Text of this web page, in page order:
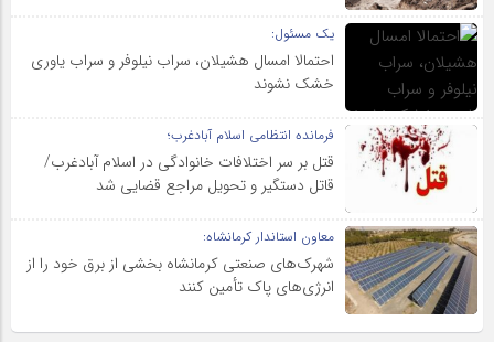
یک مسئول:
احتمالا امسال هشیلان، سراب نیلوفر و سراب یاوری
خشک نشوند
فرمانده انتظامی اسلام آبادغرب؛
قتل بر سر اختلافات خانوادگی در اسلام آبادغرب/
قاتل دستگیر و تحویل مراجع قضایی شد
معاون استاندار کرمانشاه:
شهرک‌های صنعتی کرمانشاه بخشی از برق خود را از
انرژی‌های پاک تأمین کنند